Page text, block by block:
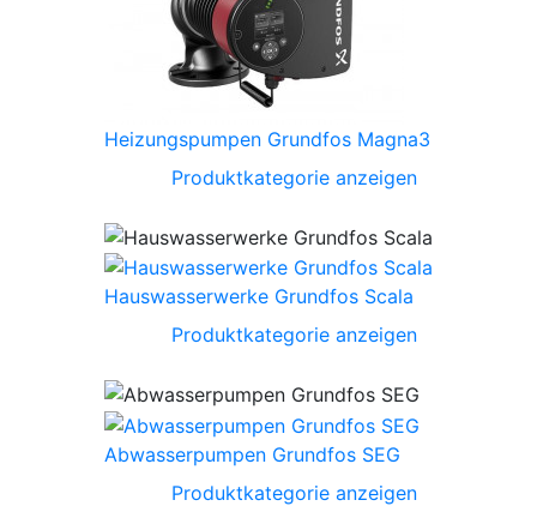
Heizungspumpen Grundfos Magna3
Produktkategorie anzeigen
Hauswasserwerke Grundfos Scala
Produktkategorie anzeigen
Abwasserpumpen Grundfos SEG
Produktkategorie anzeigen